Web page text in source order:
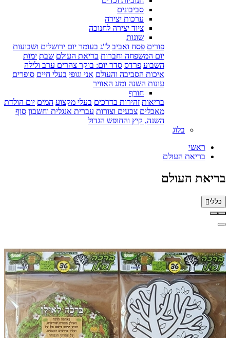
סביבונים
ערכות יצירה
ציוד יצירה לחנוכה
שונות
פורים פסח ואביב ל"ג בעומר יום ירושלים ושבועות
יום המשפחה וחברות בריאת העולם שבת ימות
השבוע פרדס סדר יום: בוקר צהרים ערב ולילה
איכות הסביבה והעולם אני וגופי בעלי חיים סופרים
עונות השנה ומזג האוויר
חורף
בריאות זהירות בדרכים בעלי מקצוע המים יום הולדת
מאכלים צבעים וצורות עברית אנגלית וחשבון סוף
השנה, קיץ והחופש הגדול
בלוג
ראשי
בריאת העולם
בריאת העולם
כללי